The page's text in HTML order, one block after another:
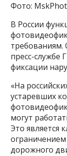
Фото:
В России
требованиям.
пресс-службе
фиксации
«На
устаревших
могут
Это является
дорожного